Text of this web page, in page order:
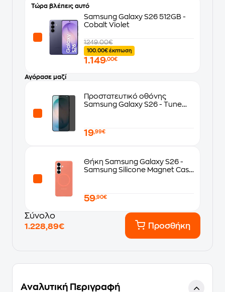
Τώρα βλέπεις αυτό
Samsung Galaxy S26 512GB -
Cobalt Violet
1249.00€
100.00€ έκπτωση
1.149,00€
Αγόρασε μαζί
Προστατευτικό οθόνης
Samsung Galaxy S26 - Tune
19,99€
Θήκη Samsung Galaxy S26 -
Samsung Silicone Magnet Case
59,90€
Σύνολο
1.228,89€
Προσθήκη
Αναλυτική Περιγραφή